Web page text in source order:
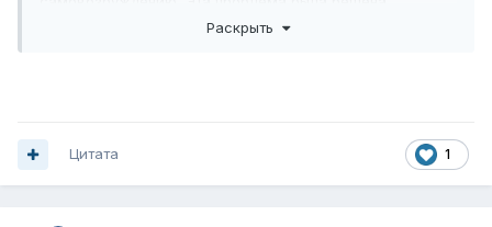
включением сопротивлений 10 Ом в базу VT17,
Ток покоя установлен 30 мА.
Контроль сигнала по осциллографу показал чистейшую
Раскрыть
1
Цитата